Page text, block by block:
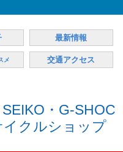
最新情報
メ 交通アクセス
・G-SHOC
イクルショップ